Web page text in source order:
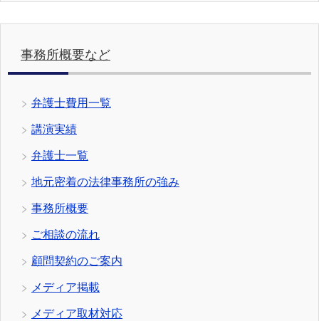
事務所概要など
弁護士費用一覧
講演実績
弁護士一覧
地元密着の法律事務所の強み
事務所概要
ご相談の流れ
顧問契約のご案内
メディア掲載
メディア取材対応